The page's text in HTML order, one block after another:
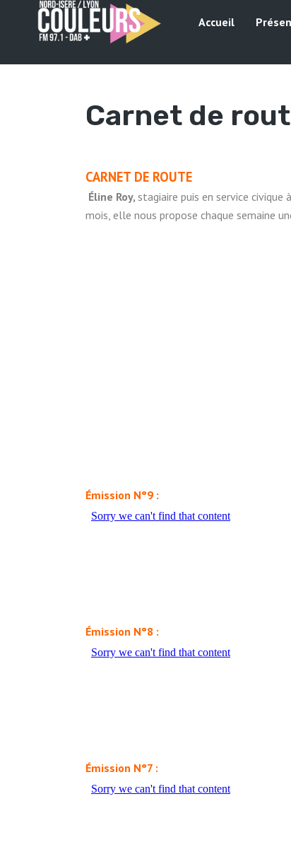
Accueil
Carnet de
CARNET DE ROUTE
Éline Roy, stagiaire puis en service civique
mois, elle nous propose chaque semaine
Émission N°9 :
Émission N°8 :
Émission N°7 :